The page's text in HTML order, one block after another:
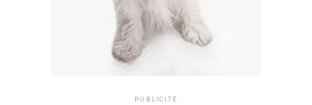
PUBLICITÉ